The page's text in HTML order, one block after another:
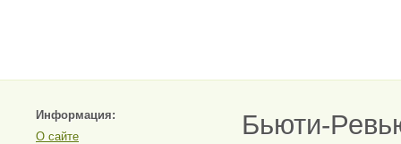
Информация:
О сайте
Бьюти-